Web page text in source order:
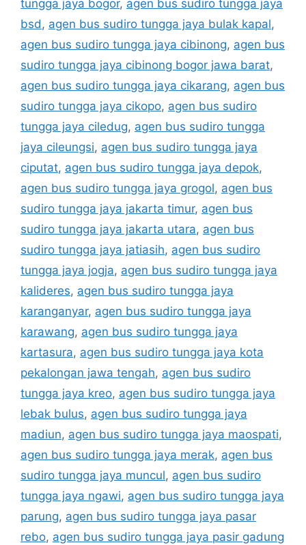
tungga jaya bogor, agen bus sudiro tungga jaya
bsd , agen bus sudiro tungga jaya bulak kapal,
agen bus sudiro tungga jaya cibinong, agen bus
sudiro tungga jaya cibinong bogor jawa barat,
agen bus sudiro tungga jaya cikarang, agen bus
sudiro tungga jaya cikopo, agen bus sudiro
tungga jaya ciledug, agen bus sudiro tungga
jaya cileungsi, agen bus sudiro tungga jaya
ciputat, agen bus sudiro tungga jaya depok,
agen bus sudiro tungga jaya grogol, agen bus
sudiro tungga jaya jakarta timur, agen bus
sudiro tungga jaya jakarta utara, agen bus
sudiro tungga jaya jatiasih, agen bus sudiro
tungga jaya jogja, agen bus sudiro tungga jaya
kalideres, agen bus sudiro tungga jaya
karanganyar, agen bus sudiro tungga jaya
karawang, agen bus sudiro tungga jaya
kartasura, agen bus sudiro tungga jaya kota
pekalongan jawa tengah, agen bus sudiro
tungga jaya kreo, agen bus sudiro tungga jaya
lebak bulus, agen bus sudiro tungga jaya
madiun, agen bus sudiro tungga jaya maospati,
agen bus sudiro tungga jaya merak, agen bus
sudiro tungga jaya muncul, agen bus sudiro
tungga jaya ngawi, agen bus sudiro tungga jaya
parung, agen bus sudiro tungga jaya pasar
rebo, agen bus sudiro tungga jaya pasir gadung